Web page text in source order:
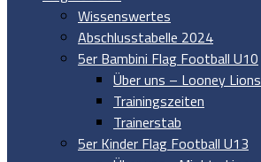
Wissenswertes
Abschlusstabelle 2024
5er Bambini Flag Football U10
Über uns – Looney Lions
Trainingszeiten
Trainerstab
5er Kinder Flag Football U13